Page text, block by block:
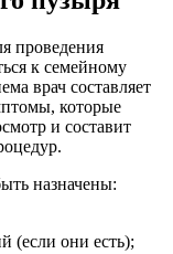
проведения
к семейному
врач составляет
которые
и составит
назначены:
(если они есть);